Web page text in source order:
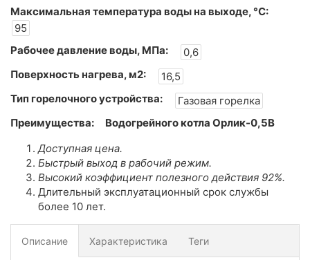
Максимальная температура воды на выходе, °С:
95
Рабочее давление воды, МПа:
0,6
Поверхность нагрева, м2:
16,5
Тип горелочного устройства:
Газовая горелка
Преимущества:
Водогрейного котла Орлик-0,5В
Доступная цена.
Быстрый выход в рабочий режим.
Высокий коэффициент полезного действия 92%.
Длительный эксплуатационный срок службы
более 10 лет.
Описание Характеристика Теги